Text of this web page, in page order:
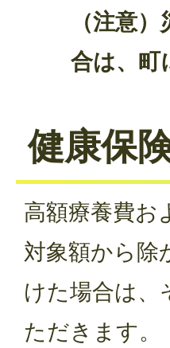
（注意
合は、町
健康保
高額療養費お
対象額から除
けた場合は、
ただきます。